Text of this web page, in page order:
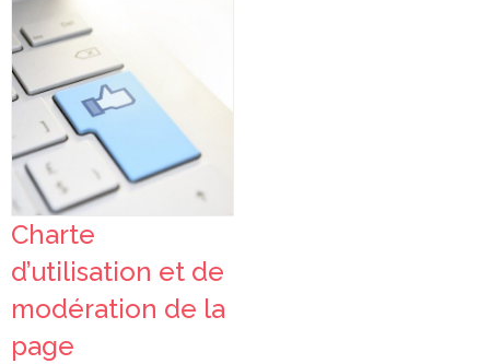
Charte
d’utilisation et de
modération de la
page